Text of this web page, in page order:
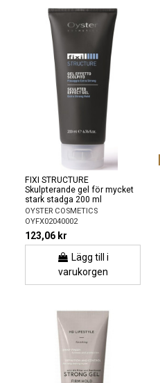
FIXI STRUCTURE
Skulpterande gel för mycket
stark stadga 200 ml
OYSTER COSMETICS
OYFX02040002
123,06 kr
Lägg till i
varukorgen